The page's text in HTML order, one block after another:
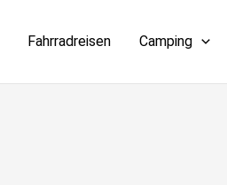
Fahrradreisen Camping